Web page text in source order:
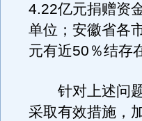
4.22亿元捐赠资
单位；安徽省各
元有近50％结存
针对上述问题
采取有效措施，